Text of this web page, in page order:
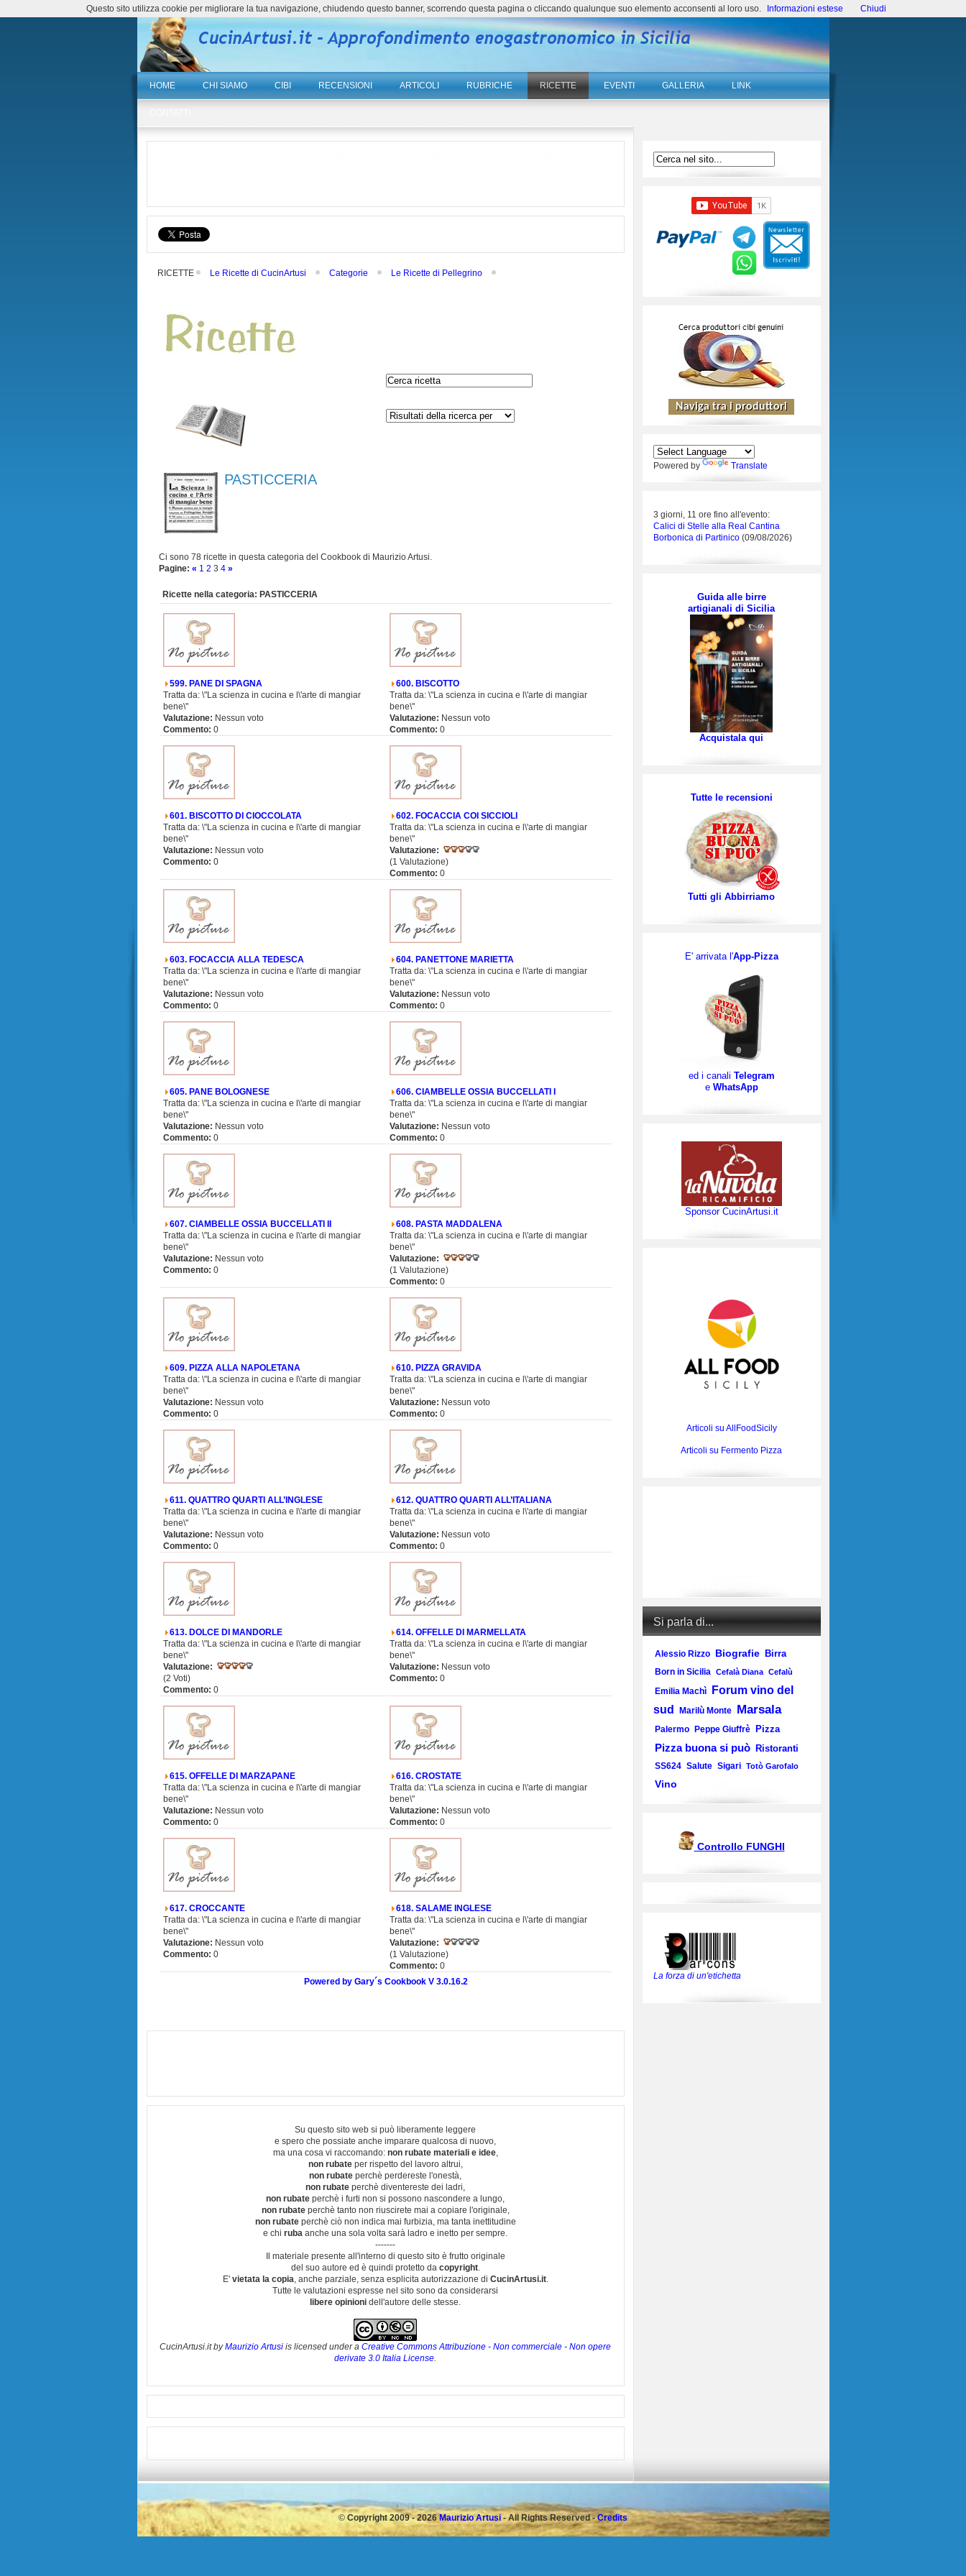
HOME CHI SIAMO CIBI RECENSIONI ARTICOLI RUBRICHE RICETTE EVENTI GALLERIA LINK
RICETTE Le Ricette di CucinArtusi Categorie Le Ricette di Pellegrino
PASTICCERIA
Ci sono 78 ricette in questa categoria del Cookbook di Maurizio Artusi.
Pagine: « 1 2 3 4 »
Ricette nella categoria: PASTICCERIA
599. PANE DI SPAGNA
Tratta da: \"La scienza in cucina e l\'arte di mangiar
bene\"
Valutazione: Nessun voto
Commento: 0
600. BISCOTTO
Tratta da: \"La scienza in cucina e l\'arte di mangiar
bene\"
Valutazione: Nessun voto
Commento: 0
601. BISCOTTO DI CIOCCOLATA
Tratta da: \"La scienza in cucina e l\'arte di mangiar
bene\"
Valutazione: Nessun voto
Commento: 0
602. FOCACCIA COI SICCIOLI
Tratta da: \"La scienza in cucina e l\'arte di mangiar
bene\"
Valutazione:
(1 Valutazione)
Commento: 0
603. FOCACCIA ALLA TEDESCA
Tratta da: \"La scienza in cucina e l\'arte di mangiar
bene\"
Valutazione: Nessun voto
Commento: 0
604. PANETTONE MARIETTA
Tratta da: \"La scienza in cucina e l\'arte di mangiar
bene\"
Valutazione: Nessun voto
Commento: 0
605. PANE BOLOGNESE
Tratta da: \"La scienza in cucina e l\'arte di mangiar
bene\"
Valutazione: Nessun voto
Commento: 0
606. CIAMBELLE OSSIA BUCCELLATI I
Tratta da: \"La scienza in cucina e l\'arte di mangiar
bene\"
Valutazione: Nessun voto
Commento: 0
607. CIAMBELLE OSSIA BUCCELLATI II
Tratta da: \"La scienza in cucina e l\'arte di mangiar
bene\"
Valutazione: Nessun voto
Commento: 0
608. PASTA MADDALENA
Tratta da: \"La scienza in cucina e l\'arte di mangiar
bene\"
Valutazione:
(1 Valutazione)
Commento: 0
609. PIZZA ALLA NAPOLETANA
Tratta da: \"La scienza in cucina e l\'arte di mangiar
bene\"
Valutazione: Nessun voto
Commento: 0
610. PIZZA GRAVIDA
Tratta da: \"La scienza in cucina e l\'arte di mangiar
bene\"
Valutazione: Nessun voto
Commento: 0
611. QUATTRO QUARTI ALL’INGLESE
Tratta da: \"La scienza in cucina e l\'arte di mangiar
bene\"
Valutazione: Nessun voto
Commento: 0
612. QUATTRO QUARTI ALL’ITALIANA
Tratta da: \"La scienza in cucina e l\'arte di mangiar
bene\"
Valutazione: Nessun voto
Commento: 0
613. DOLCE DI MANDORLE
Tratta da: \"La scienza in cucina e l\'arte di mangiar
bene\"
Valutazione:
(2 Voti)
Commento: 0
614. OFFELLE DI MARMELLATA
Tratta da: \"La scienza in cucina e l\'arte di mangiar
bene\"
Valutazione: Nessun voto
Commento: 0
615. OFFELLE DI MARZAPANE
Tratta da: \"La scienza in cucina e l\'arte di mangiar
bene\"
Valutazione: Nessun voto
Commento: 0
616. CROSTATE
Tratta da: \"La scienza in cucina e l\'arte di mangiar
bene\"
Valutazione: Nessun voto
Commento: 0
617. CROCCANTE
Tratta da: \"La scienza in cucina e l\'arte di mangiar
bene\"
Valutazione: Nessun voto
Commento: 0
618. SALAME INGLESE
Tratta da: \"La scienza in cucina e l\'arte di mangiar
bene\"
Valutazione:
(1 Valutazione)
Commento: 0
Powered by Gary´s Cookbook V 3.0.16.2
Su questo sito web si può liberamente leggere
e spero che possiate anche imparare qualcosa di nuovo,
ma una cosa vi raccomando: non rubate materiali e idee,
non rubateper rispetto del lavoro altrui,
non rubate perchè perdereste l'onestà,
non rubate perchè diventereste dei ladri,
non rubate perchè i furti non si possono nascondere a lungo,
non rubateperchè tanto non riuscirete mai a copiare l'originale,
non rubateperchè ciò non indica mai furbizia, ma tanta inettitudine
e chi ruba anche una sola volta sarà ladro e inetto per sempre.
-------
Il materiale presente all'interno di questo sito è frutto originale
del suo autore ed è quindi protetto da copyright.
E' vietata la copia, anche parziale, senza esplicita autorizzazione di CucinArtusi.it.
Tutte le valutazioni espresse nel sito sono da considerarsi
libere opinioni dell'autore delle stesse.
CucinArtusi.itbyMaurizio Artusi is licensed under a Creative Commons Attribuzione - Non commerciale - Non opere
derivate 3.0 Italia License.
Powered by Translate
3 giorni, 11 ore fino all'evento:
Calici di Stelle alla Real Cantina
Borbonica di Partinico (09/08/2026)
Guida alle birre
artigianali di Sicilia
Acquistala qui
Tutte le recensioni
Tutti gli Abbirriamo
E' arrivata l'App-Pizza
ed i canali Telegram
e WhatsApp
Sponsor CucinArtusi.it
Articoli su AllFoodSicily
Articoli su Fermento Pizza
Si parla di...
Alessio Rizzo Biografie Birra
Born in Sicilia Cefalà Diana Cefalù
Emilia Machì
Forum vino del
sud
Marilù Monte Marsala
Palermo Peppe Giuffrè Pizza
Pizza buona si può Ristoranti
SS624 Salute Sigari Totò Garofalo
Vino
Controllo FUNGHI
La forza di un'etichetta
© Copyright 2009 - 2026Maurizio Artusi - All Rights Reserved -Credits
Questo sito utilizza cookie per migliorare la tua navigazione, chiudendo questo banner, scorrendo questa pagina o cliccando qualunque suo elemento acconsenti al loro uso. Informazioni estese Chiudi